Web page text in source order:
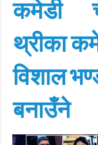
कमेडी
थ्रीका
विशाल
बनाउँने